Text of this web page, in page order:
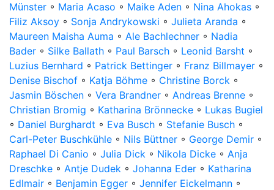
Münster ◦ Maria Acaso ◦ Maike Aden ◦ Nina Ahokas ◦
Filiz Aksoy ◦ Sonja Andrykowski ◦ Julieta Aranda ◦
Maureen Maisha Auma ◦ Ale Bachlechner ◦ Nadia
Bader ◦ Silke Ballath ◦ Paul Barsch ◦ Leonid Barsht ◦
Luzius Bernhard ◦ Patrick Bettinger ◦ Franz Billmayer ◦
Denise Bischof ◦ Katja Böhme ◦ Christine Borck ◦
Jasmin Böschen ◦ Vera Brandner ◦ Andreas Brenne ◦
Christian Bromig ◦ Katharina Brönnecke ◦ Lukas Bugiel
◦ Daniel Burghardt ◦ Eva Busch ◦ Stefanie Busch ◦
Carl-Peter Buschkühle ◦ Nils Büttner ◦ George Demir ◦
Raphael Di Canio ◦ Julia Dick ◦ Nikola Dicke ◦ Anja
Dreschke ◦ Antje Dudek ◦ Johanna Eder ◦ Katharina
Edlmair ◦ Benjamin Egger ◦ Jennifer Eickelmann ◦